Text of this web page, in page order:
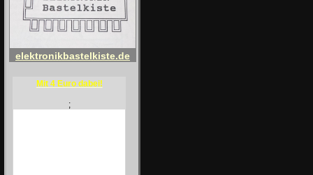
elektronikbastelkiste.de
Mit 4 Euro dabei!
;